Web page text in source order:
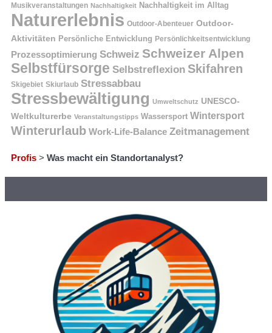
Musikveranstaltungen Nachhaltigkeit Nachhaltigkeit im Alltag
Naturerlebnis Outdoor-Abenteuer Outdoor-
Aktivitäten Persönliche Entwicklung Persönlichkeitsentwicklung
Prozessoptimierung Schweiz Schweizer Alpen
Selbstfürsorge Selbstreflexion Skifahren
Skigebiet Skiurlaub Stressabbau
Stressbewältigung Umweltschutz UNESCO-
Weltkulturerbe Veranstaltungstipps Wassersport Wintersport
Winterurlaub Work-Life-Balance Zeitmanagement
Profis > Was macht ein Standortanalyst?